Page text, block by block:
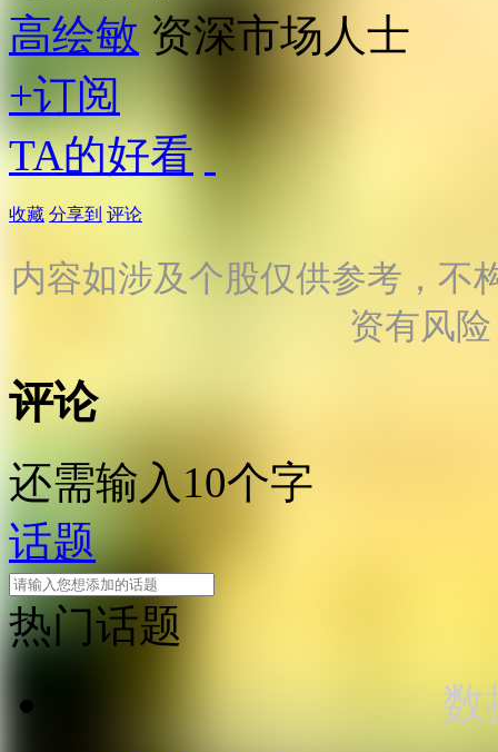
高绘敏 资深市场人士
+订阅
TA的好看
收藏 分享到 评论
内容如涉及个股仅供参考，不
资有风
评论
还需输入10个字
话题
热门话题
数